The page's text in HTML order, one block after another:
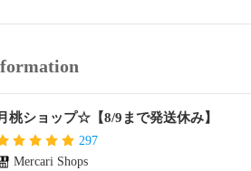
し チャート
学 準備
療育グッズ クイズカード
生活カード 気持ちカード
ーションカード
桃ショップ☆【8/9まで発送休み】
297
Mercari Shops